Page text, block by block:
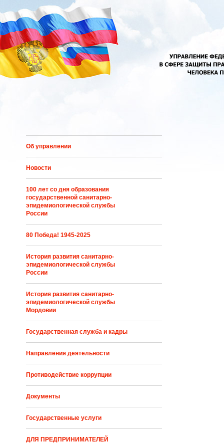
Перейти к основному содержанию
Об управлении
Новости
100 лет со дня образования
государственной санитарно-
эпидемиологической службы
России
80 Победа! 1945-2025
История развития санитарно-
эпидемиологической службы
России
История развития санитарно-
эпидемиологической службы
Мордовии
Государственная служба и кадры
Направления деятельности
Противодействие коррупции
Документы
Государственные услуги
ДЛЯ ПРЕДПРИНИМАТЕЛЕЙ